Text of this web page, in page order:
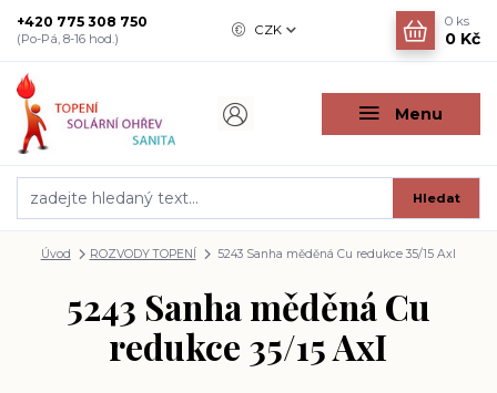
Menu
CZK
Hledat
+420 775 308 750
(Po-Pá, 8-16 hod.)
0 ks
0 Kč
Úvod ROZVODY TOPENÍ 5243 Sanha měděná Cu redukce 35/15 AxI
5243 Sanha měděná Cu
redukce 35/15 AxI